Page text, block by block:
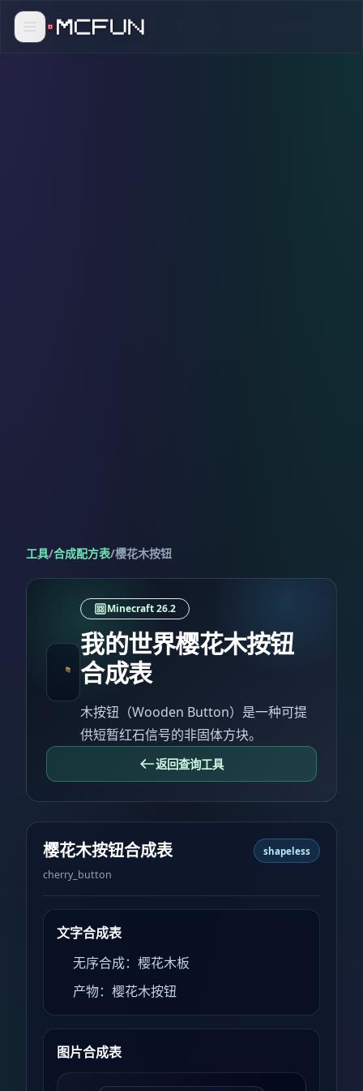
工具/合成配方表/樱花木按钮
Minecraft 26.2
我的世界樱花木按钮
合成表
木按钮（Wooden Button）是一种可提
供短暂红石信号的非固体方块。
返回查询工具
樱花木按钮合成表
cherry_button
shapeless
文字合成表
无序合成：樱花木板
产物：樱花木按钮
图片合成表